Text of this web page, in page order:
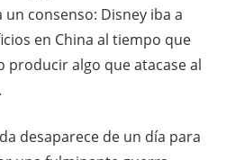
un consenso: Disney iba a
en China al tiempo que
producir algo que atacase al
desaparece de un día para